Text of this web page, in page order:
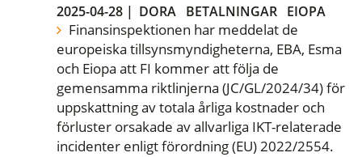
2025-04-28 | DORA BETALNINGAR EIOPA
Finansinspektionen har meddelat de
europeiska tillsynsmyndigheterna, EBA, Esma
och Eiopa att FI kommer att följa de
gemensamma riktlinjerna (JC/GL/2024/34) för
uppskattning av totala årliga kostnader och
förluster orsakade av allvarliga IKT-relaterade
incidenter enligt förordning (EU) 2022/2554.